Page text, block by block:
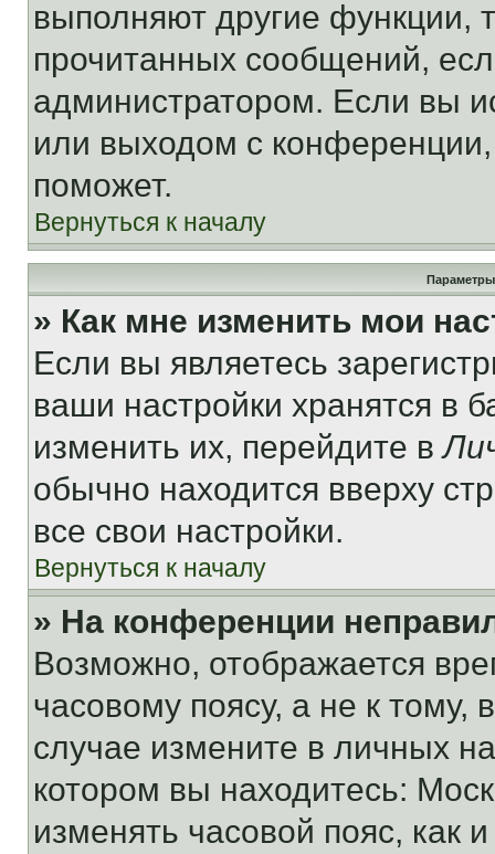
выполняют другие функции,
прочитанных сообщений,
администратором. Если вы
или выходом с
поможет.
Вернуться к началу
Параметры
» Как мне изменить мои
Если вы являетесь
ваши настройки хранятся в
изменить их, перейдите в
обычно находится вверху
все свои настройки.
Вернуться к началу
» На конференции
Возможно, отображается
часовому поясу, а не к тому,
случае измените в личных
котором вы находитесь:
изменять часовой пояс, как